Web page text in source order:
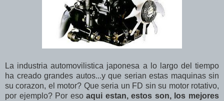
La industria automovilistica japonesa a lo largo del tiempo
ha creado grandes autos...y que serian estas maquinas sin
su corazon, el motor? Que seria un FD sin su motor rotativo,
por ejemplo? Por esoaqui estan, estos son, los mejores